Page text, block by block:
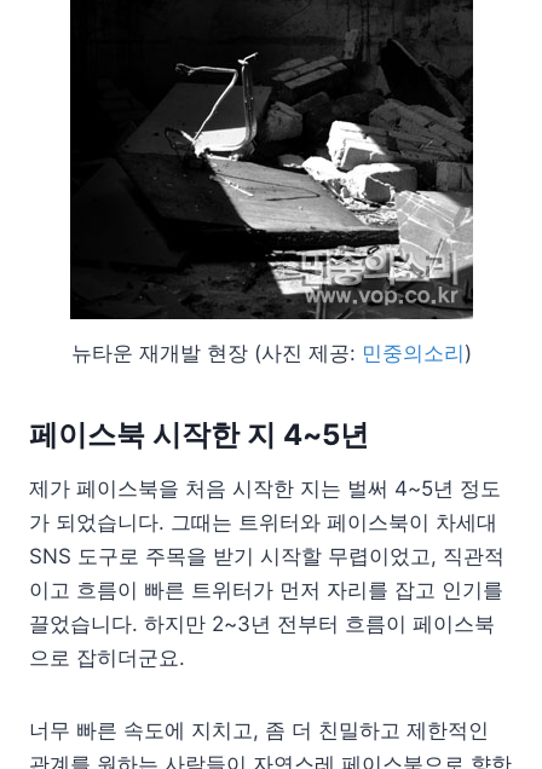
뉴타운 재개발 현장 (사진 제공: 민중의소리)
페이스북 시작한 지 4~5년
제가 페이스북을 처음 시작한 지는 벌써 4~5년 정도
가 되었습니다. 그때는 트위터와 페이스북이 차세대
SNS 도구로 주목을 받기 시작할 무렵이었고, 직관적
이고 흐름이 빠른 트위터가 먼저 자리를 잡고 인기를
끌었습니다. 하지만 2~3년 전부터 흐름이 페이스북
으로 잡히더군요.
너무 빠른 속도에 지치고, 좀 더 친밀하고 제한적인
관계를 원하는 사람들이 자연스레 페이스북으로 향한